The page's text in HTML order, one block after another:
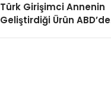
Türk Girişimci Annenin
Geliştirdiği Ürün ABD’de